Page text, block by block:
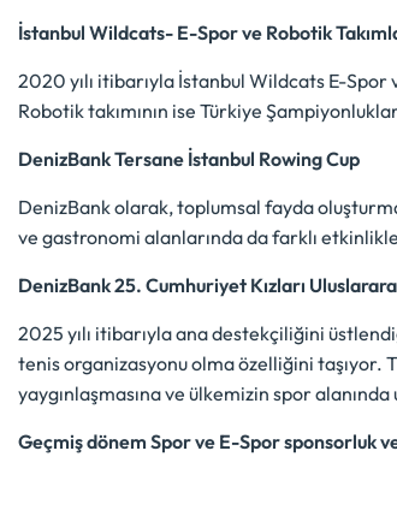
İstanbul Wildcats- E-Spor ve Robotik
2020 yılı itibarıyla İstanbul Wildcats E-
Robotik takımının ise Türkiye
DenizBank Tersane İstanbul Rowing Cup
DenizBank olarak, toplumsal fayda
ve gastronomi alanlarında da farklı
DenizBank 25. Cumhuriyet Kızları
2025 yılı itibarıyla ana destekçiliğini
tenis organizasyonu olma özelliğini taşıyor.
yaygınlaşmasına ve ülkemizin spor
Geçmiş dönem Spor ve E-Spor sponsorluk